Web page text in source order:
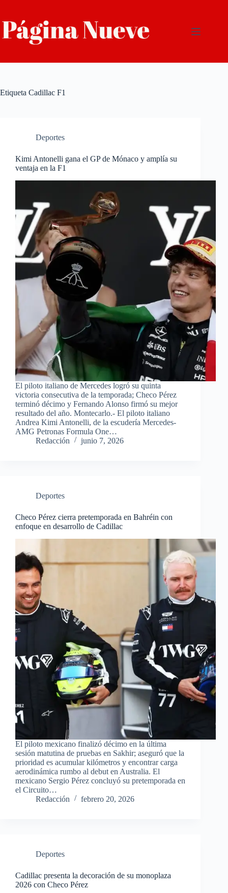
contenido
Etiqueta Cadillac F1
Deportes
Kimi Antonelli gana el GP de Mónaco y amplía su
ventaja en la F1
El piloto italiano de Mercedes logró su quinta
victoria consecutiva de la temporada; Checo Pérez
terminó décimo y Fernando Alonso firmó su mejor
resultado del año. Montecarlo.- El piloto italiano
Andrea Kimi Antonelli, de la escudería Mercedes-
AMG Petronas Formula One…
Redacción
junio 7, 2026
Deportes
Checo Pérez cierra pretemporada en Bahréin con
enfoque en desarrollo de Cadillac
El piloto mexicano finalizó décimo en la última
sesión matutina de pruebas en Sakhir; aseguró que la
prioridad es acumular kilómetros y encontrar carga
aerodinámica rumbo al debut en Australia. El
mexicano Sergio Pérez concluyó su pretemporada en
el Circuito…
Redacción
febrero 20, 2026
Deportes
Cadillac presenta la decoración de su monoplaza
2026 con Checo Pérez